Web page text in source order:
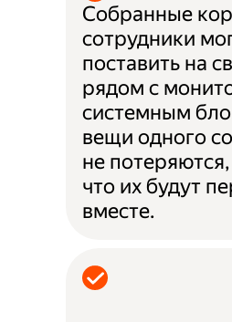
Собранные
сотрудники
поставить на
рядом с
системным
вещи одного
не
что их будут
вместе.